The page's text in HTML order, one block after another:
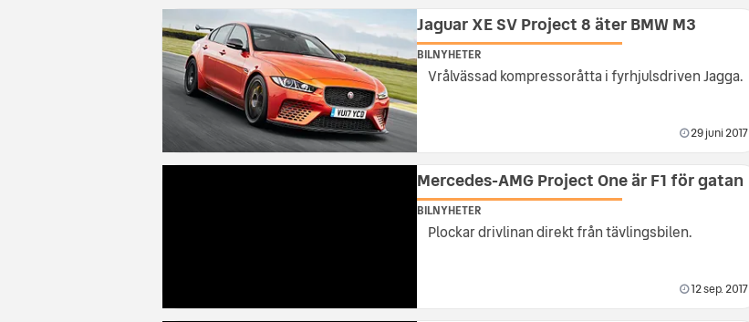
Jaguar XE SV Project 8 äter BMW M3
BILNYHETER
Vrålvässad kompressoråtta i fyrhjulsdriven Jagga.
29 juni 2017
Mercedes-AMG Project One är F1 för gatan
BILNYHETER
Plockar drivlinan direkt från tävlingsbilen.
12 sep. 2017